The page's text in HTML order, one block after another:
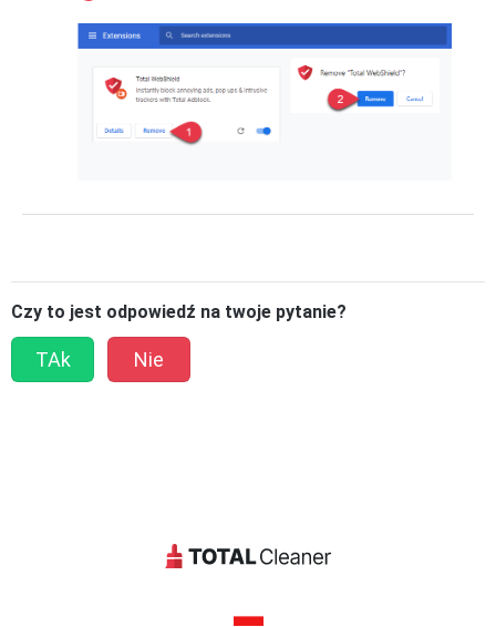
Czy to jest odpowiedź na twoje pytanie?
TAk Nie